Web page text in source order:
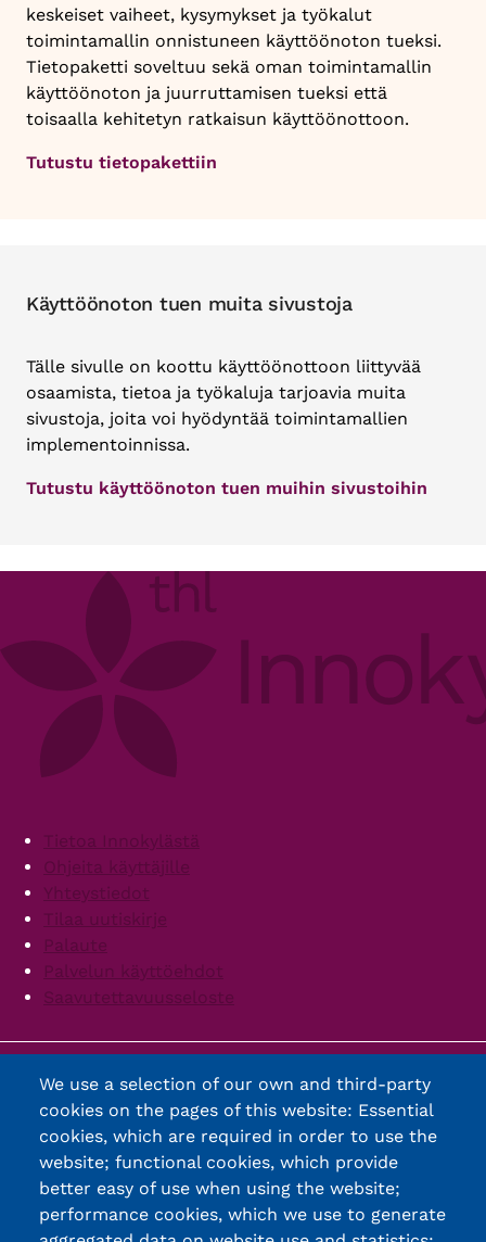
keskeiset vaiheet, kysymykset ja työkalut
toimintamallin onnistuneen käyttöönoton tueksi.
Tietopaketti soveltuu sekä oman toimintamallin
käyttöönoton ja juurruttamisen tueksi että
toisaalla kehitetyn ratkaisun käyttöönottoon.
Tutustu tietopakettiin
Käyttöönoton tuen muita sivustoja
Tälle sivulle on koottu käyttöönottoon liittyvää
osaamista, tietoa ja työkaluja tarjoavia muita
sivustoja, joita voi hyödyntää toimintamallien
implementoinnissa.
Tutustu käyttöönoton tuen muihin sivustoihin
FooterTietoa Innokylästä
Ohjeita käyttäjille
Yhteystiedot
Tilaa uutiskirje
Palaute
Palvelun käyttöehdot
Saavutettavuusseloste
We use a selection of our own and third-party
cookies on the pages of this website: Essential
cookies, which are required in order to use the
website; functional cookies, which provide
better easy of use when using the website;
performance cookies, which we use to generate